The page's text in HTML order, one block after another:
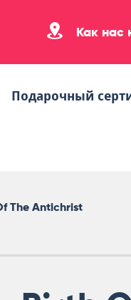
Как нас
Подарочный
The Antichrist